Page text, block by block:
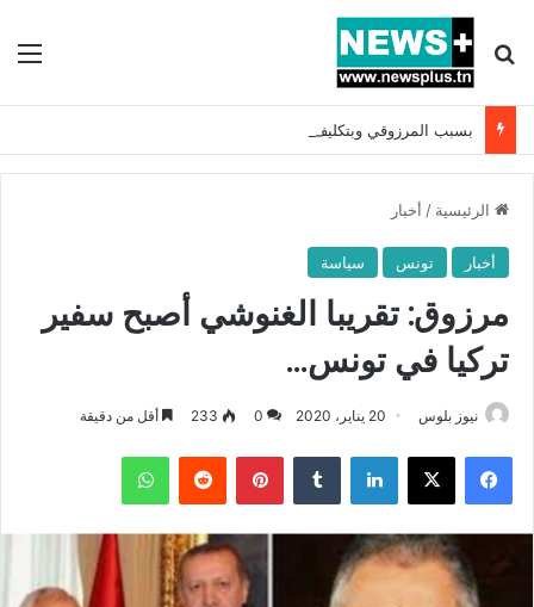
بحث عن
الرئيسية / أخبار
أخبار تونس سياسة
مرزوق: تقريبا الغنوشي أصبح سفير
تركيا في تونس…
نيوز بلوس 20 يناير، 2020 0
233 أقل من دقيقة
فيسبوك X لينكدإن بينتيريست واتساب